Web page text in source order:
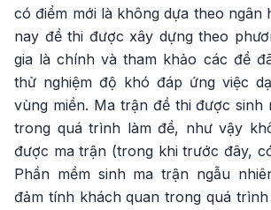
có điểm mới là không dựa theo ngân
nay đề thi được xây dựng theo
gia là chính và tham khảo các đề
thử nghiệm độ khó đáp ứng việc
vùng miền. Ma trận đề thi được sinh
trong quá trình làm đề, như vậy
được ma trận (trong khi trước đây,
Phần mềm sinh ma trận ngẫu
đảm tính khách quan trong quá